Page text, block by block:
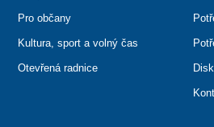
Pro občany
Kultura, sport a volný čas
Otevřená radnice